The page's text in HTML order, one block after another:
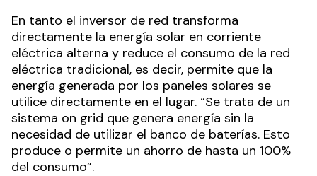
En tanto el inversor de red transforma
directamente la energía solar en corriente
eléctrica alterna y reduce el consumo de la red
eléctrica tradicional, es decir, permite que la
energía generada por los paneles solares se
utilice directamente en el lugar. “Se trata de un
sistema on grid que genera energía sin la
necesidad de utilizar el banco de baterías. Esto
produce o permite un ahorro de hasta un 100%
del consumo”.